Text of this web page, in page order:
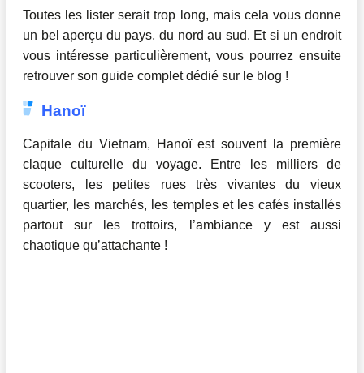
Toutes les lister serait trop long, mais cela vous donne
un bel aperçu du pays, du nord au sud. Et si un endroit
vous intéresse particulièrement, vous pourrez ensuite
retrouver son guide complet dédié sur le blog !
Hanoï
Capitale du Vietnam, Hanoï est souvent la première
claque culturelle du voyage. Entre les milliers de
scooters, les petites rues très vivantes du vieux
quartier, les marchés, les temples et les cafés installés
partout sur les trottoirs, l’ambiance y est aussi
chaotique qu’attachante !